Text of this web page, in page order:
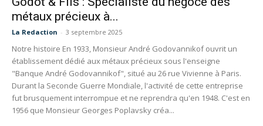
métaux précieux à...
La Redaction - 3 septembre 2025
Notre histoire En 1933, Monsieur André Godovannikof ouvrit un
établissement dédié aux métaux précieux sous l'enseigne
"Banque André Godovannikof", situé au 26 rue Vivienne à Paris.
Durant la Seconde Guerre Mondiale, l'activité de cette entreprise
fut brusquement interrompue et ne reprendra qu'en 1948. C'est en
1956 que Monsieur Georges Poplavsky créa...